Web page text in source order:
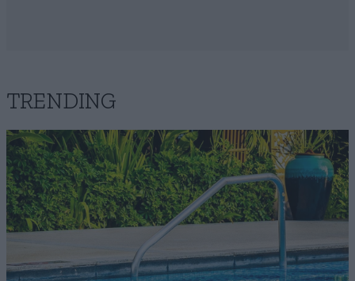
TRENDING